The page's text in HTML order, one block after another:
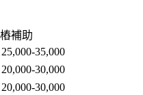
補助
35,000
30,000
30,000